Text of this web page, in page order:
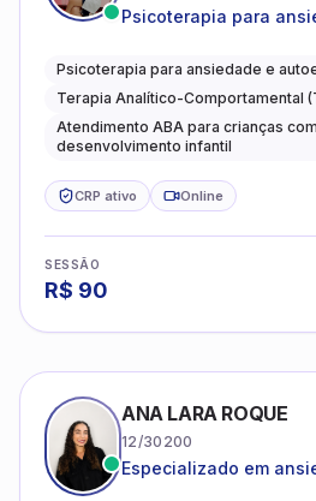
Psicoterapia para
Psicoterapia para ansiedade e
Terapia Analítico-Comportamental
Atendimento ABA para crianças
desenvolvimento infantil
CRP ativo Online
SESSÃO
R$ 90
ANA LARA ROQUE
12/30200
Especializado em